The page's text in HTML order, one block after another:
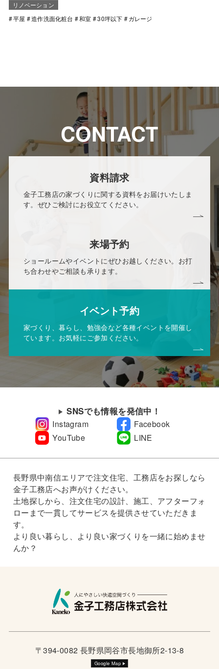
リノベーション
平屋
造作洗面化粧台 和室 30坪以下 ガレージ
CONTACT
資料請求
金子工務店の家づくりに関する資料をお届けいたしま
す。ぜひご検討にお役立てください。
来場予約
ショールームやイベントにぜひお越しください。お打
ち合わせやご相談も承ります。
イベント予約
家づくり、暮らし、勉強会など各種イベントを開催し
ています。お気軽にご参加ください。
SNSでも情報を発信中！
Instagram
Facebook
YouTube
LINE
長野県中南信エリアで注文住宅、工務店をお探しなら
金子工務店へお声がけください。
土地探しから、注文住宅の設計、施工、アフターフォ
ローまで一貫してサービスを提供させていただきま
す。
より良い暮らし、より良い家づくりを一緒に始めませ
んか？
〒394-0082 長野県岡谷市長地御所2-13-8
Google Map